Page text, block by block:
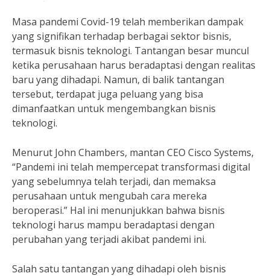
Masa pandemi Covid-19 telah memberikan dampak
yang signifikan terhadap berbagai sektor bisnis,
termasuk bisnis teknologi. Tantangan besar muncul
ketika perusahaan harus beradaptasi dengan realitas
baru yang dihadapi. Namun, di balik tantangan
tersebut, terdapat juga peluang yang bisa
dimanfaatkan untuk mengembangkan bisnis
teknologi.
Menurut John Chambers, mantan CEO Cisco Systems,
“Pandemi ini telah mempercepat transformasi digital
yang sebelumnya telah terjadi, dan memaksa
perusahaan untuk mengubah cara mereka
beroperasi.” Hal ini menunjukkan bahwa bisnis
teknologi harus mampu beradaptasi dengan
perubahan yang terjadi akibat pandemi ini.
Salah satu tantangan yang dihadapi oleh bisnis